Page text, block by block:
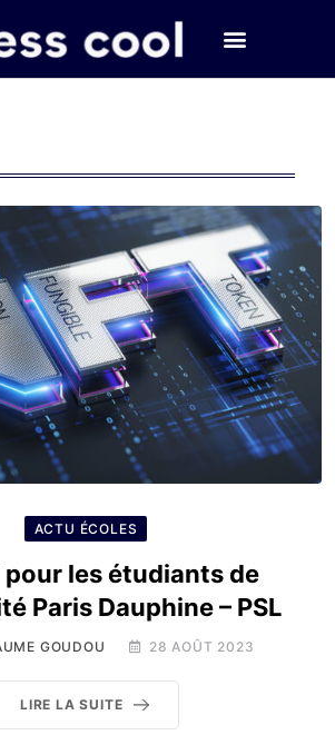
ACTU ÉCOLES
pour les étudiants de
Paris Dauphine – PSL
GOUDOU 28 AOÛT 2023
LIRE LA SUITE